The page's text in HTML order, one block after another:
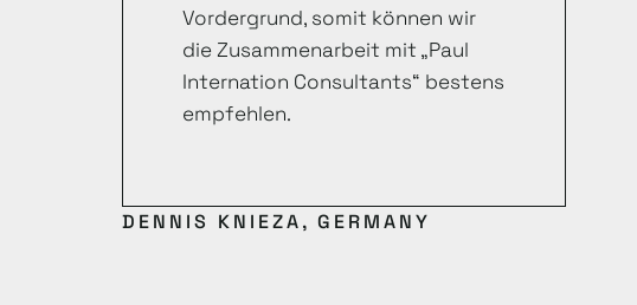
Vordergrund, somit können wir
die Zusammenarbeit mit „Paul
Internation Consultants“ bestens
empfehlen.
DENNIS KNIEZA, GERMANY